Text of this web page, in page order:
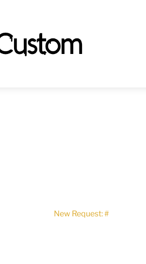
New Request: #